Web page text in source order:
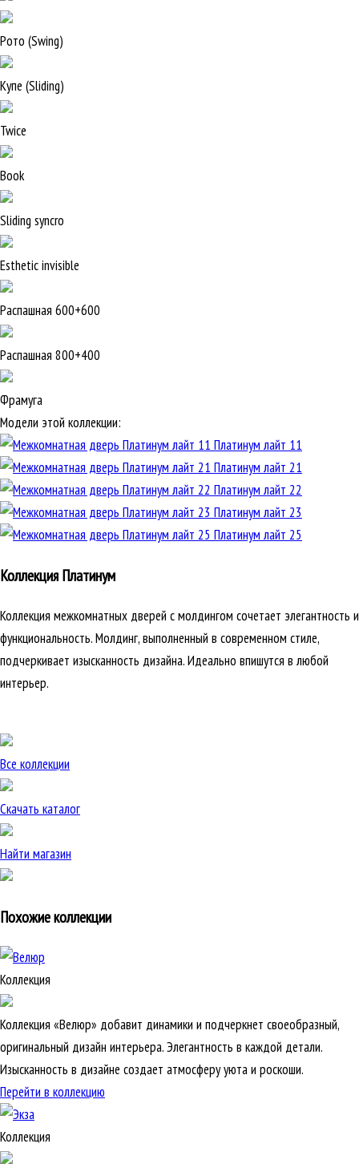
Рото (Swing)
Купе (Sliding)
Twice
Book
Sliding syncro
Esthetic invisible
Распашная 600+600
Распашная 800+400
Фрамуга
Модели этой коллекции:
Платинум лайт 11
Платинум лайт 21
Платинум лайт 22
Платинум лайт 23
Платинум лайт 25
Коллекция Платинум
Коллекция межкомнатных дверей с молдингом сочетает элегантность и
функциональность. Молдинг, выполненный в современном стиле,
подчеркивает изысканность дизайна. Идеально впишутся в любой
интерьер.
Все коллекции
Скачать каталог
Найти магазин
Похожие коллекции
Коллекция
Коллекция «Велюр» добавит динамики и подчеркнет своеобразный,
оригинальный дизайн интерьера. Элегантность в каждой детали.
Изысканность в дизайне создает атмосферу уюта и роскоши.
Перейти в коллекцию
Коллекция